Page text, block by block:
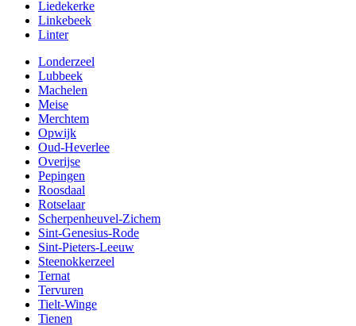
Liedekerke
Linkebeek
Linter
Londerzeel
Lubbeek
Machelen
Meise
Merchtem
Opwijk
Oud-Heverlee
Overijse
Pepingen
Roosdaal
Rotselaar
Scherpenheuvel-Zichem
Sint-Genesius-Rode
Sint-Pieters-Leeuw
Steenokkerzeel
Ternat
Tervuren
Tielt-Winge
Tienen